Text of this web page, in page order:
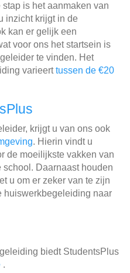
is het aanmaken van
inzicht krijgt in de
kan er gelijk een
voor ons het startsein is
te vinden. Het
varieerttussen de €20
krijgt u van ons ook
. Hierin vindt u
de moeilijkste vakken van
Daarnaast houden
u om er zeker van te zijn
huiswerkbegeleiding naar
biedt StudentsPlus
.